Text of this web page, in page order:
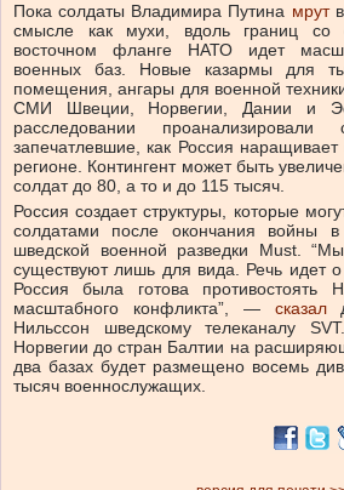
Пока солдаты Владимира Путина мрутв
смысле как мухи, вдоль границ со
восточном фланге НАТО идет
военных баз. Новые казармы для
помещения, ангары для военной
СМИ Швеции, Норвегии, Дании и
расследовании проанализировали
запечатлевшие, как Россия наращивает
регионе. Контингент может быть
солдат до 80, а то и до 115 тысяч.
Россия создает структуры, которые
солдатами после окончания войны
шведской военной разведки Must.
существуют лишь для вида. Речь идет
Россия была готова
масштабного конфликта”, — сказал
Нильссон шведскому телеканалу
Норвегии до стран Балтии на
два базах будет размещено восемь
тысяч военнослужащих.